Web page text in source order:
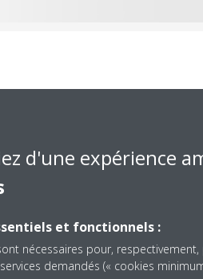
votre
ECH2O de Daikin
de stockage d’eau chaude
3 fois inférieure à celle des
d'une expérience
et fonctionnels :
nécessaires pour,
demandés (« cookies